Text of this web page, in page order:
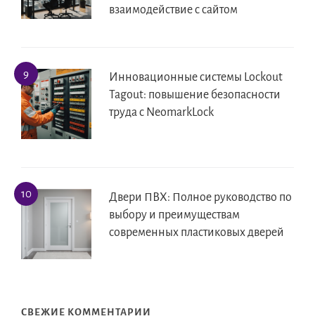
взаимодействие с сайтом
Инновационные системы Lockout
Tagout: повышение безопасности
труда с NeomarkLock
Двери ПВХ: Полное руководство по
выбору и преимуществам
современных пластиковых дверей
СВЕЖИЕ КОММЕНТАРИИ